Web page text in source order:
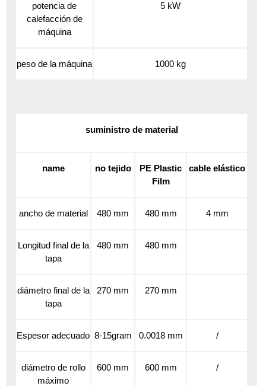
potencia de
calefacción de
máquina
5 kW
peso de la máquina 1000 kg
suministro de material
name no tejido
PE Plastic
Film
cable elástico
ancho de material 480 mm 480 mm 4 mm
Longitud final de la
tapa
480 mm 480 mm
diámetro final de la
tapa
270 mm 270 mm
Espesor adecuado 8-15gram 0.0018 mm /
diámetro de rollo
máximo
600 mm 600 mm /